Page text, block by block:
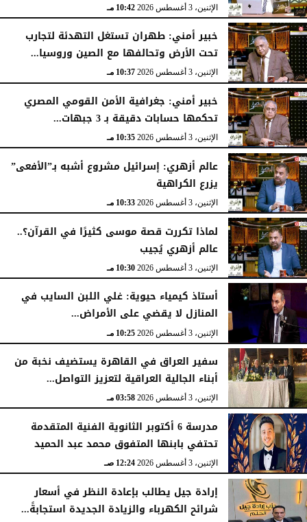
الإثنين، 3 أغسطس 2026 10:42 مـ
خبير أمني: طهران تستغل التهدئة لتجارب
تحت الأرض وتحالفها مع الصين وروسيا...
الإثنين، 3 أغسطس 2026 10:37 مـ
خبير أمني: جغرافية الأمن القومي المصري
تحكمها حسابات دقيقة بـ 3 جبهات...
الإثنين، 3 أغسطس 2026 10:35 مـ
عالم أزهري: إسرائيل مشروع أشبه بـ”الأفعى”
يزرع الكراهية
الإثنين، 3 أغسطس 2026 10:33 مـ
لماذا تكررت قصة موسى كثيرًا في القرآن؟..
عالم أزهري يُجيب
الإثنين، 3 أغسطس 2026 10:30 مـ
أستاذ كيمياء حيوية: غلي اللبن السايب في
المنازل لا يقضي على الأمراض...
الإثنين، 3 أغسطس 2026 10:25 مـ
سفير العراق في القاهرة يستضيف نخبة من
أبناء الجالية العراقية لتعزيز التواصل...
الإثنين، 3 أغسطس 2026 03:58 مـ
مدرسة 6 أكتوبر الثانوية الفنية المتقدمة
تحتفي بابنها المتفوق محمد عبد الحميد
الإثنين، 3 أغسطس 2026 12:24 صـ
إرادة جيل يطالب بإعادة النظر في أسعار
شرائح الكهرباء والزيادة الجديدة استجابةً...